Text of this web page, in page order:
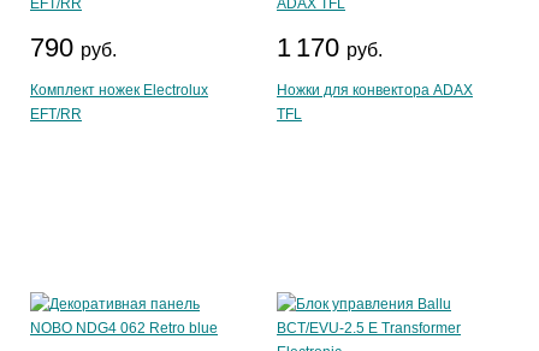
790 руб.
Комплект ножек Electrolux
EFT/RR
1 170 руб.
Ножки для конвектора ADAX
TFL